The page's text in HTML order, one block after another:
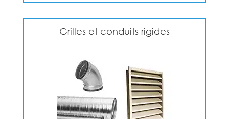
Grilles et conduits rigides